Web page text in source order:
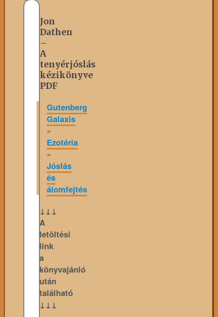
Jon
Dathen
–
A
tenyérjóslás
kézikönyve
PDF
Gutenberg
Galaxis
»
Ezotéria
»
Jóslás
és
álomfejtés
↓↓↓
A
letöltési
link
a
könyvajánló
után
található
↓↓↓